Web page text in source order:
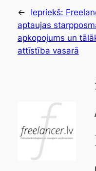
← Iepriekš:
aptaujas
apkopojums un
attīstība vasarā